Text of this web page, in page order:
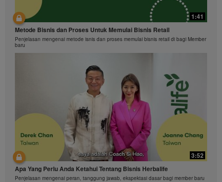
1:41
Metode Bisnis dan Proses Untuk Memulai Bisnis Retail
Penjelasan mengenai metode isnis dan proses memulai bisnis retail di bagi Member
baru
3:52
Apa Yang Perlu Anda Ketahui Tentang Bisnis Herbalife
Penjelasan mengenai peran, tanggung jawab, ekspektasi dasar bagi member baru